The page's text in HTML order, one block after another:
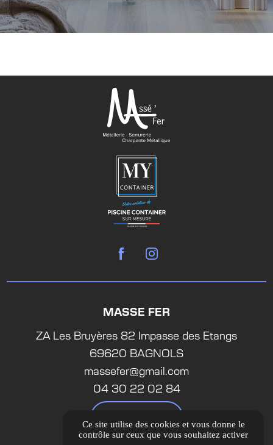
MASSE FER
ZA Les Bruyères 82 Impasse des Etangs
69620 BAGNOLS
massefer@gmail.com
04 30 22 02 84
Ce site utilise des cookies et vous donne le
contrôle sur ceux que vous souhaitez activer